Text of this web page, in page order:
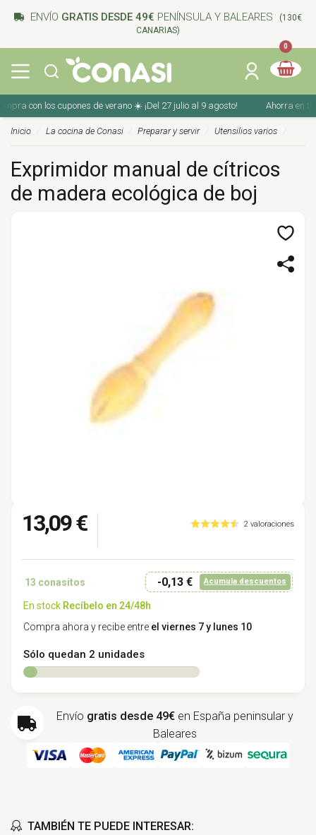
ENVÍO GRATIS DESDE 49€ PENÍNSULA Y BALEARES
(130€
CANARIAS)
0
con los cupones de verano ☀️ ¡Del 27 julio al 9 agosto! Ahorra en tu
Inicio La cocina de Conasi Preparar y servir Utensilios varios
Exprimidor manual de cítricos
de madera ecológica de boj
13,09 € 2 valoraciones
13 conasitos -0,13 € Acumula descuentos
En stock Recíbelo en 24/48h
Compra ahora y recibe entre el viernes 7 y lunes 10
Sólo quedan 2 unidades
Envío gratis desde 49€ en España peninsular y
Baleares
TAMBIÉN TE PUEDE INTERESAR: